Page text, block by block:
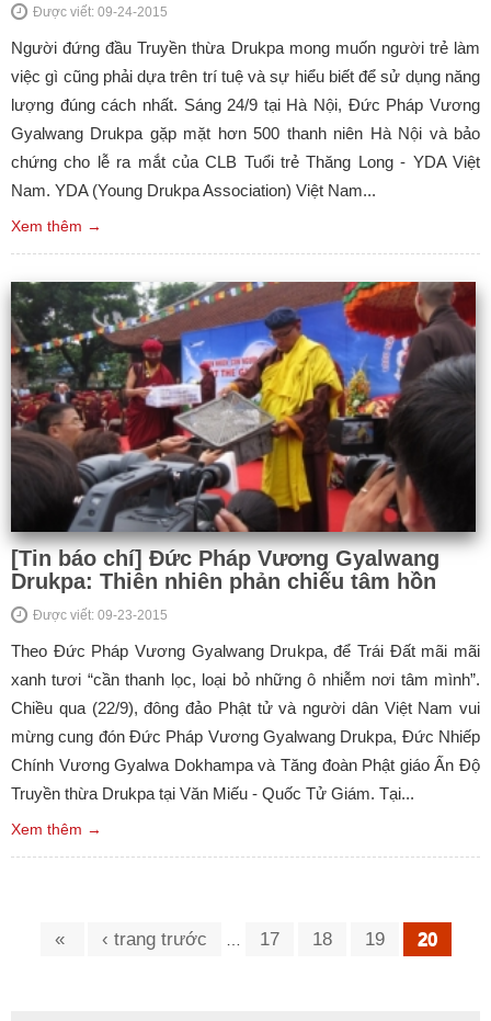
Được viết: 09-24-2015
Người đứng đầu Truyền thừa Drukpa mong muốn người trẻ làm
việc gì cũng phải dựa trên trí tuệ và sự hiểu biết để sử dụng năng
lượng đúng cách nhất. Sáng 24/9 tại Hà Nội, Đức Pháp Vương
Gyalwang Drukpa gặp mặt hơn 500 thanh niên Hà Nội và bảo
chứng cho lễ ra mắt của CLB Tuổi trẻ Thăng Long - YDA Việt
Nam. YDA (Young Drukpa Association) Việt Nam...
Xem thêm →
[Tin báo chí] Đức Pháp Vương Gyalwang
Drukpa: Thiên nhiên phản chiếu tâm hồn
Được viết: 09-23-2015
Theo Đức Pháp Vương Gyalwang Drukpa, để Trái Đất mãi mãi
xanh tươi “cần thanh lọc, loại bỏ những ô nhiễm nơi tâm mình”.
Chiều qua (22/9), đông đảo Phật tử và người dân Việt Nam vui
mừng cung đón Đức Pháp Vương Gyalwang Drukpa, Đức Nhiếp
Chính Vương Gyalwa Dokhampa và Tăng đoàn Phật giáo Ấn Độ
Truyền thừa Drukpa tại Văn Miếu - Quốc Tử Giám. Tại...
Xem thêm →
« ‹ trang trước 17 18 19 20